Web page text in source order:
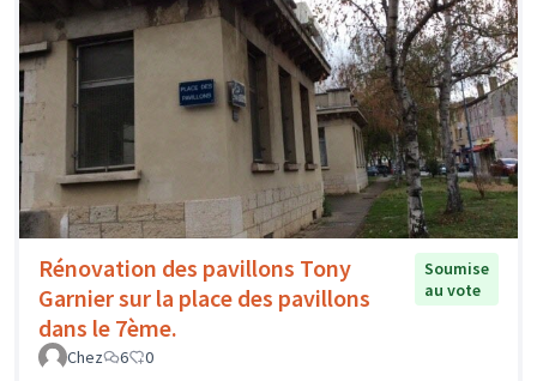
Rénovation des pavillons Tony
Garnier sur la place des pavillons
dans le 7ème.
Soumise
au vote
Chez 6 0